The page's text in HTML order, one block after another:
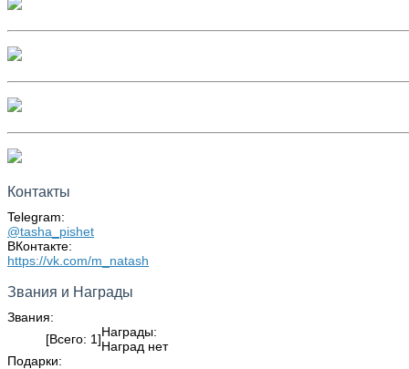
Контакты
Telegram:
@tasha_pishet
ВКонтакте:
https://vk.com/m_natash
Звания и Награды
Звания:
[Всего: 1]Награды:
Наград нет
Подарки: